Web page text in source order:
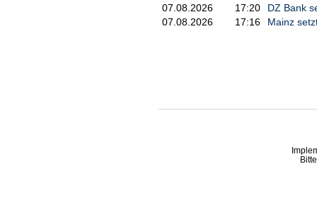
07.08.2026
17:20
DZ Bank
07.08.2026
17:16 Mainz